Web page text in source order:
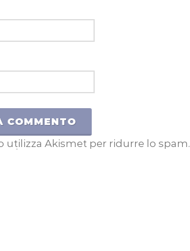
utilizza Akismet per ridurre lo spam.